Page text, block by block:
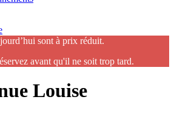
sont à prix réduit.
avant qu'il ne soit trop tard.
Louise